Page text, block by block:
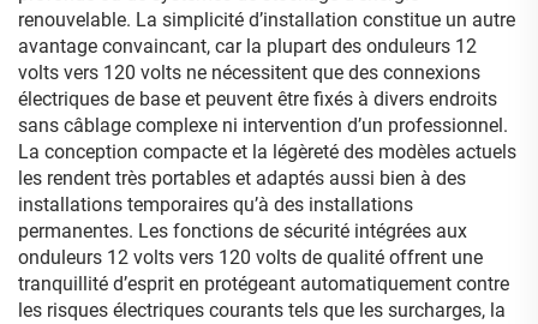
renouvelable. La simplicité d’installation constitue un autre
avantage convaincant, car la plupart des onduleurs 12
volts vers 120 volts ne nécessitent que des connexions
électriques de base et peuvent être fixés à divers endroits
sans câblage complexe ni intervention d’un professionnel.
La conception compacte et la légèreté des modèles actuels
les rendent très portables et adaptés aussi bien à des
installations temporaires qu’à des installations
permanentes. Les fonctions de sécurité intégrées aux
onduleurs 12 volts vers 120 volts de qualité offrent une
tranquillité d’esprit en protégeant automatiquement contre
les risques électriques courants tels que les surcharges, la